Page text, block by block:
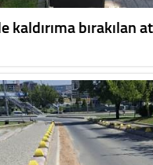
kaldırıma bırakılan